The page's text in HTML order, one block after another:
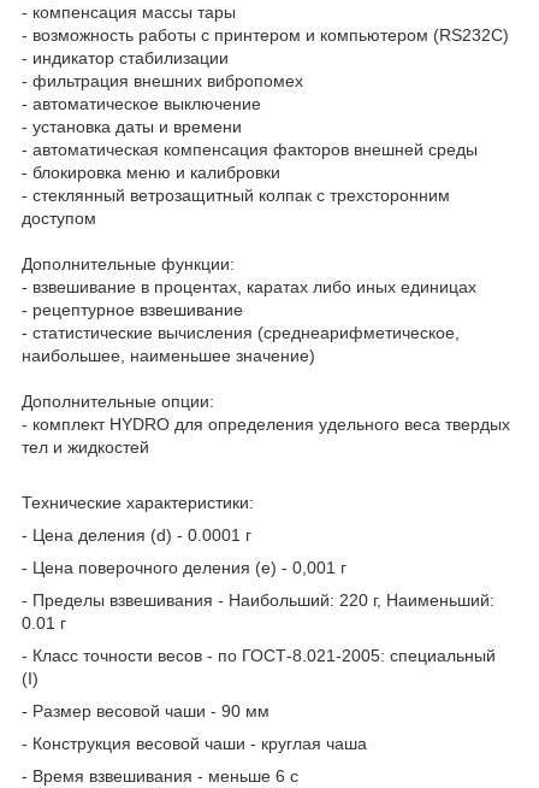
- компенсация массы тары
- возможность работы с принтером и компьютером (RS232C)
- индикатор стабилизации
- фильтрация внешних вибропомех
- автоматическое выключение
- установка даты и времени
- автоматическая компенсация факторов внешней среды
- блокировка меню и калибровки
- стеклянный ветрозащитный колпак с трехсторонним
доступом
Дополнительные функции:
- взвешивание в процентах, каратах либо иных единицах
- рецептурное взвешивание
- статистические вычисления (среднеарифметическое,
наибольшее, наименьшее значение)
Дополнительные опции:
- комплект HYDRO для определения удельного веса твердых
тел и жидкостей
Технические характеристики:
- Цена деления (d) - 0.0001 г
- Цена поверочного деления (e) - 0,001 г
- Пределы взвешивания - Наибольший: 220 г, Наименьший:
0.01 г
- Класс точности весов - по ГОСТ-8.021-2005: специальный
(I)
- Размер весовой чаши - 90 мм
- Конструкция весовой чаши - круглая чаша
- Время взвешивания - меньше 6 с